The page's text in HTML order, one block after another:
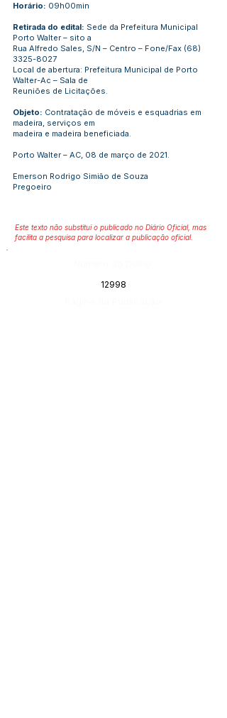
Horário: 09h00min
Retirada do edital: Sede da Prefeitura Municipal
Porto Walter – sito a
Rua Alfredo Sales, S/N – Centro – Fone/Fax (68)
3325-8027
Local de abertura: Prefeitura Municipal de Porto
Walter-Ac – Sala de
Reuniões de Licitações.
Objeto: Contratação de móveis e esquadrias em
madeira, serviços em
madeira e madeira beneficiada.
Porto Walter – AC, 08 de março de 2021.
Emerson Rodrigo Simião de Souza
Pregoeiro
Este texto não substitui o publicado no Diário Oficial, mas
facilita a pesquisa para localizar a publicação oficial.
12998